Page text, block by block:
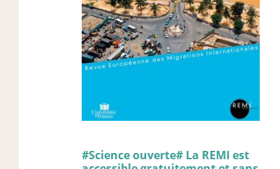
#Science ouverte# La REMI est